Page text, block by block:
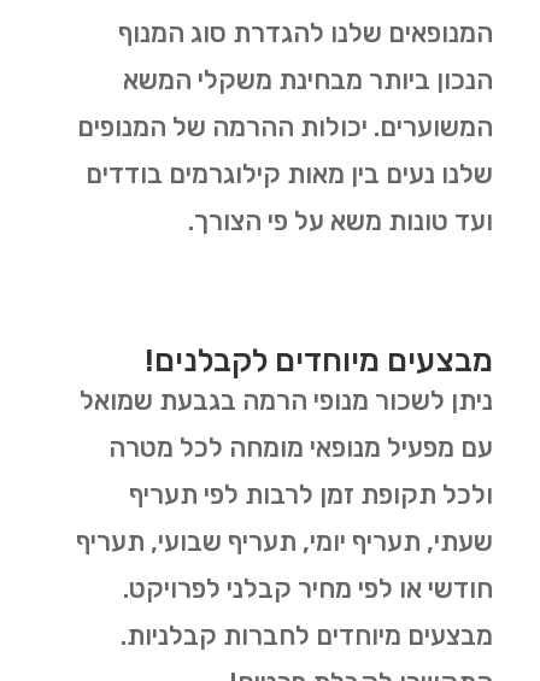
המנופאים שלנו להגדרת סוג המנוף
הנכון ביותר מבחינת משקלי המשא
המשוערים. יכולות ההרמה של המנופים
שלנו נעים בין מאות קילוגרמים בודדים
ועד טונות משא על פי הצורך.
מבצעים מיוחדים לקבלנים!
ניתן לשכור מנופי הרמה בגבעת שמואל
עם מפעיל מנופאי מומחה לכל מטרה
ולכל תקופת זמן לרבות לפי תעריף
שעתי, תעריף יומי, תעריף שבועי, תעריף
חודשי או לפי מחיר קבלני לפרויקט.
מבצעים מיוחדים לחברות קבלניות.